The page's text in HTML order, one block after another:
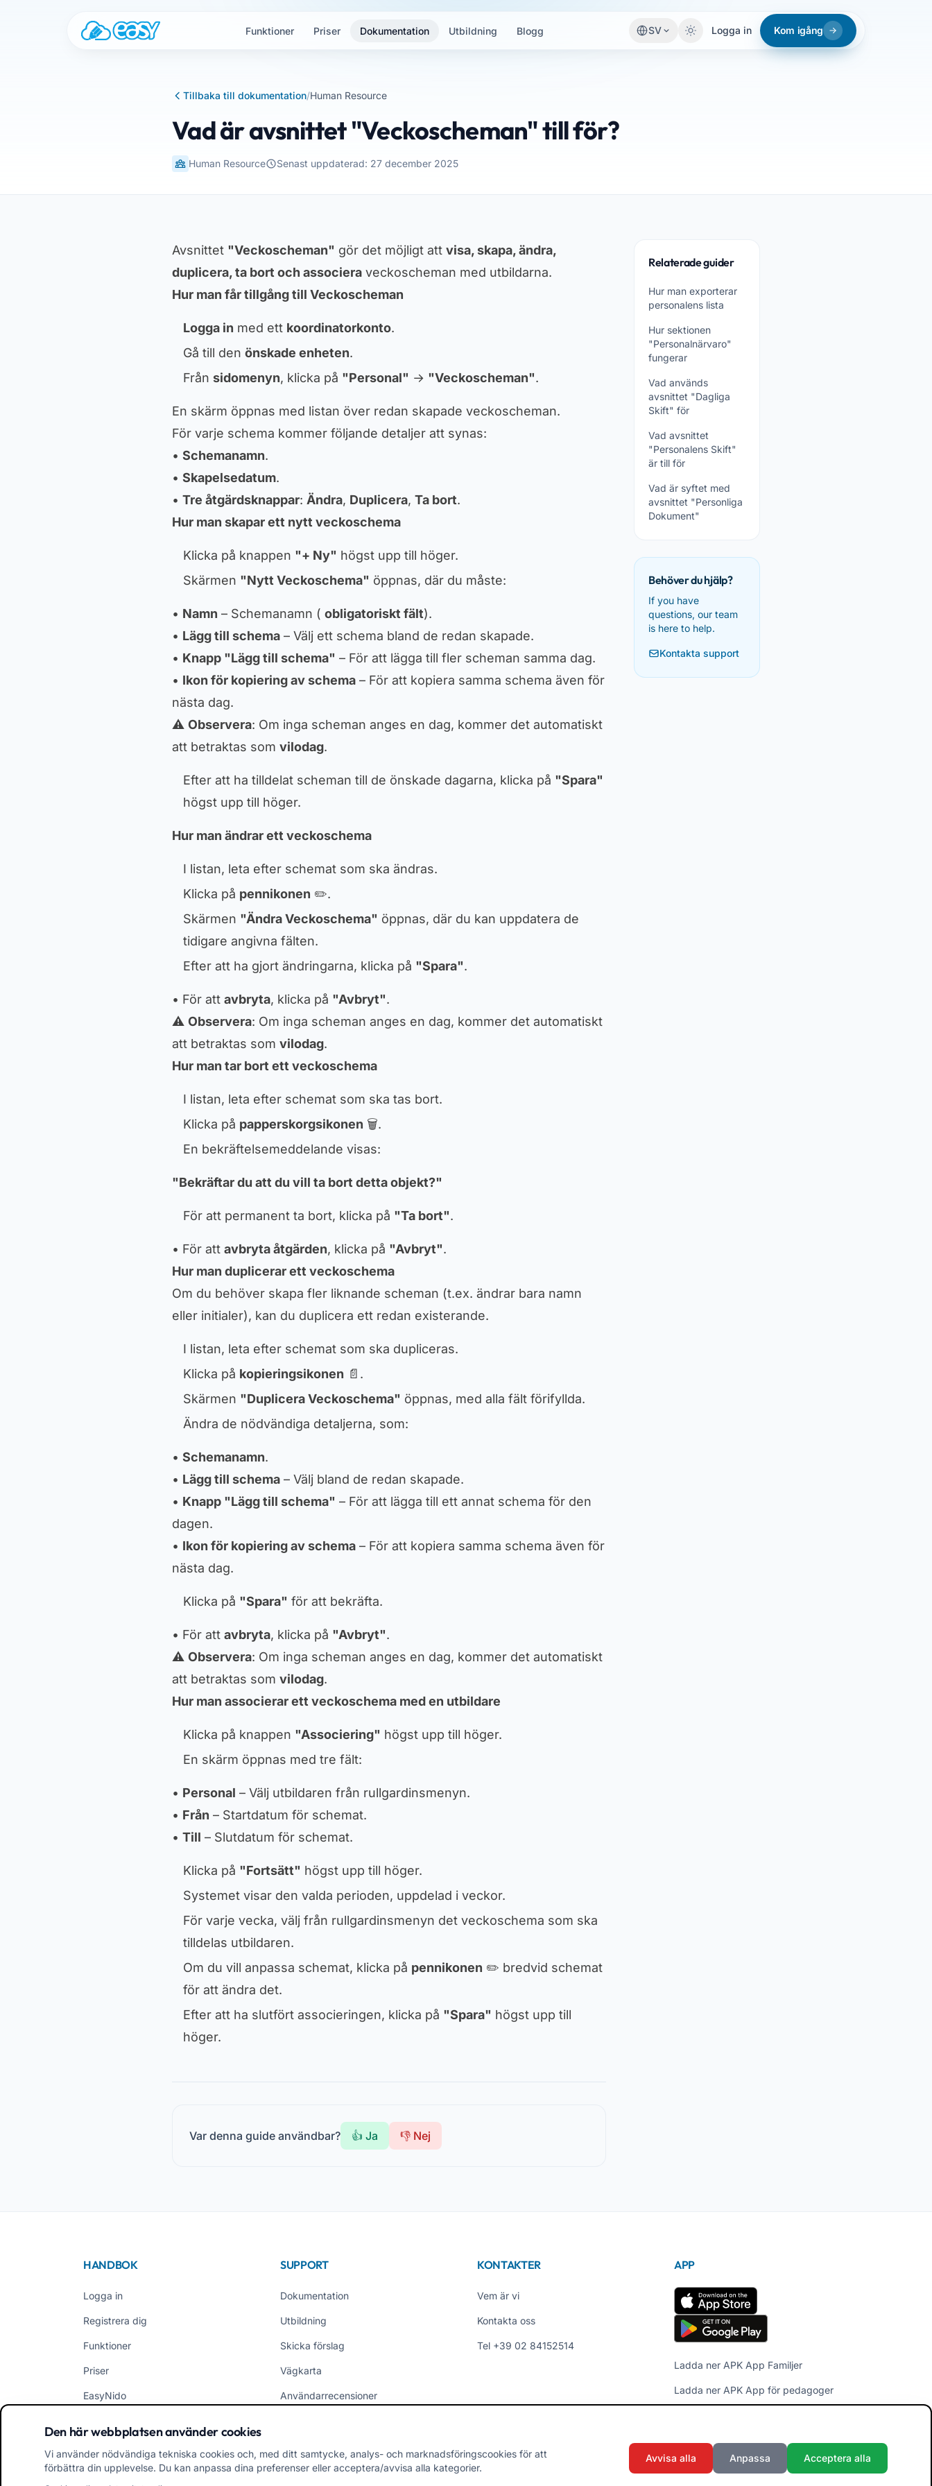
Funktioner Priser Dokumentation Utbildning Blogg SV Logga in Kom igång
Tillbaka till dokumentation/Human Resource
Vad är avsnittet "Veckoscheman" till för?
Human Resource Senast uppdaterad: 27 december 2025
Avsnittet "Veckoscheman" gör det möjligt att visa, skapa, ändra,
duplicera, ta bort och associera veckoscheman med utbildarna.
Hur man får tillgång till Veckoscheman
Logga in med ett koordinatorkonto.
Gå till den önskade enheten.
Från sidomenyn, klicka på "Personal" → "Veckoscheman".
En skärm öppnas med listan över redan skapade veckoscheman.
För varje schema kommer följande detaljer att synas:
• Schemanamn.
• Skapelsedatum.
• Tre åtgärdsknappar: Ändra, Duplicera, Ta bort.
Hur man skapar ett nytt veckoschema
Klicka på knappen "+ Ny" högst upp till höger.
Skärmen "Nytt Veckoschema" öppnas, där du måste:
• Namn – Schemanamn ( obligatoriskt fält).
• Lägg till schema – Välj ett schema bland de redan skapade.
• Knapp "Lägg till schema" – För att lägga till fler scheman samma dag.
• Ikon för kopiering av schema – För att kopiera samma schema även för
nästa dag.
⚠️ Observera: Om inga scheman anges en dag, kommer det automatiskt
att betraktas som vilodag.
Efter att ha tilldelat scheman till de önskade dagarna, klicka på "Spara"
högst upp till höger.
Hur man ändrar ett veckoschema
I listan, leta efter schemat som ska ändras.
Klicka på pennikonen ✏️.
Skärmen "Ändra Veckoschema" öppnas, där du kan uppdatera de
tidigare angivna fälten.
Efter att ha gjort ändringarna, klicka på "Spara".
• För att avbryta, klicka på "Avbryt".
⚠️ Observera: Om inga scheman anges en dag, kommer det automatiskt
att betraktas som vilodag.
Hur man tar bort ett veckoschema
I listan, leta efter schemat som ska tas bort.
Klicka på papperskorgsikonen 🗑.
En bekräftelsemeddelande visas:
"Bekräftar du att du vill ta bort detta objekt?"
För att permanent ta bort, klicka på "Ta bort".
• För att avbryta åtgärden, klicka på "Avbryt".
Hur man duplicerar ett veckoschema
Om du behöver skapa fler liknande scheman (t.ex. ändrar bara namn
eller initialer), kan du duplicera ett redan existerande.
I listan, leta efter schemat som ska dupliceras.
Klicka på kopieringsikonen 📄.
Skärmen "Duplicera Veckoschema" öppnas, med alla fält förifyllda.
Ändra de nödvändiga detaljerna, som:
• Schemanamn.
• Lägg till schema – Välj bland de redan skapade.
• Knapp "Lägg till schema" – För att lägga till ett annat schema för den
dagen.
• Ikon för kopiering av schema – För att kopiera samma schema även för
nästa dag.
Klicka på "Spara" för att bekräfta.
• För att avbryta, klicka på "Avbryt".
⚠️ Observera: Om inga scheman anges en dag, kommer det automatiskt
att betraktas som vilodag.
Hur man associerar ett veckoschema med en utbildare
Klicka på knappen "Associering" högst upp till höger.
En skärm öppnas med tre fält:
• Personal – Välj utbildaren från rullgardinsmenyn.
• Från – Startdatum för schemat.
• Till – Slutdatum för schemat.
Klicka på "Fortsätt" högst upp till höger.
Systemet visar den valda perioden, uppdelad i veckor.
För varje vecka, välj från rullgardinsmenyn det veckoschema som ska
tilldelas utbildaren.
Om du vill anpassa schemat, klicka på pennikonen ✏️ bredvid schemat
för att ändra det.
Efter att ha slutfört associeringen, klicka på "Spara" högst upp till
höger.
Var denna guide användbar? 👍 Ja 👎 Nej
Relaterade guider
Hur man exporterar
personalens lista
Hur sektionen
"Personalnärvaro"
fungerar
Vad används
avsnittet "Dagliga
Skift" för
Vad avsnittet
"Personalens Skift"
är till för
Vad är syftet med
avsnittet "Personliga
Dokument"
Behöver du hjälp?
If you have
questions, our team
is here to help.
Kontakta support
HANDBOK
Logga in
Registrera dig
Funktioner
Priser
EasyNido
SUPPORT
Dokumentation
Utbildning
Skicka förslag
Vägkarta
Användarrecensioner
KONTAKTER
Vem är vi
Kontakta oss
Tel +39 02 84152514
APP
Ladda ner APK App Familjer
Ladda ner APK App för pedagoger
Den här webbplatsen använder cookies
Vi använder nödvändiga tekniska cookies och, med ditt samtycke, analys- och marknadsföringscookies för att
förbättra din upplevelse. Du kan anpassa dina preferenser eller acceptera/avvisa alla kategorier.
Avvisa alla Anpassa Acceptera alla